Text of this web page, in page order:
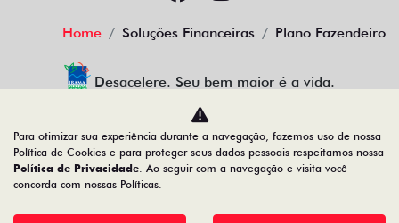
Home Soluções Financeiras Plano Fazendeiro
Desacelere. Seu bem maior é a vida.
GLOBO PLANALTO COM. DE VEICULOS LTDA
19.517.196/0001-14
Para otimizar sua experiência durante a navegação, fazemos uso de nossa
Política de Cookies e para proteger seus dados pessoais respeitamos nossa
Política de Privacidade. Ao seguir com a navegação e visita você
concorda com nossas Políticas.